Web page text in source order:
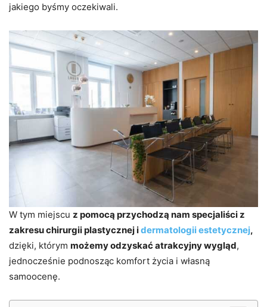
jakiego byśmy oczekiwali.
W tym miejscu z pomocą przychodzą nam specjaliści z
zakresu chirurgii plastycznej idermatologii estetycznej,
dzięki, którym możemy odzyskać atrakcyjny wygląd,
jednocześnie podnosząc komfort życia i własną
samoocenę.